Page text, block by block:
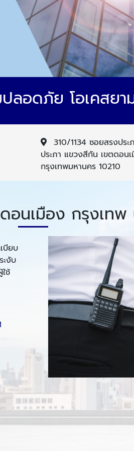
ลอดภัย โอเคสยา
310/1134 ซอยสรงปร
ประภา แขวงสีกัน เขตดอน
กรุงเทพมหานคร 10210
อนเมือง กรุงเท
บียบ
ะงับ
ช้